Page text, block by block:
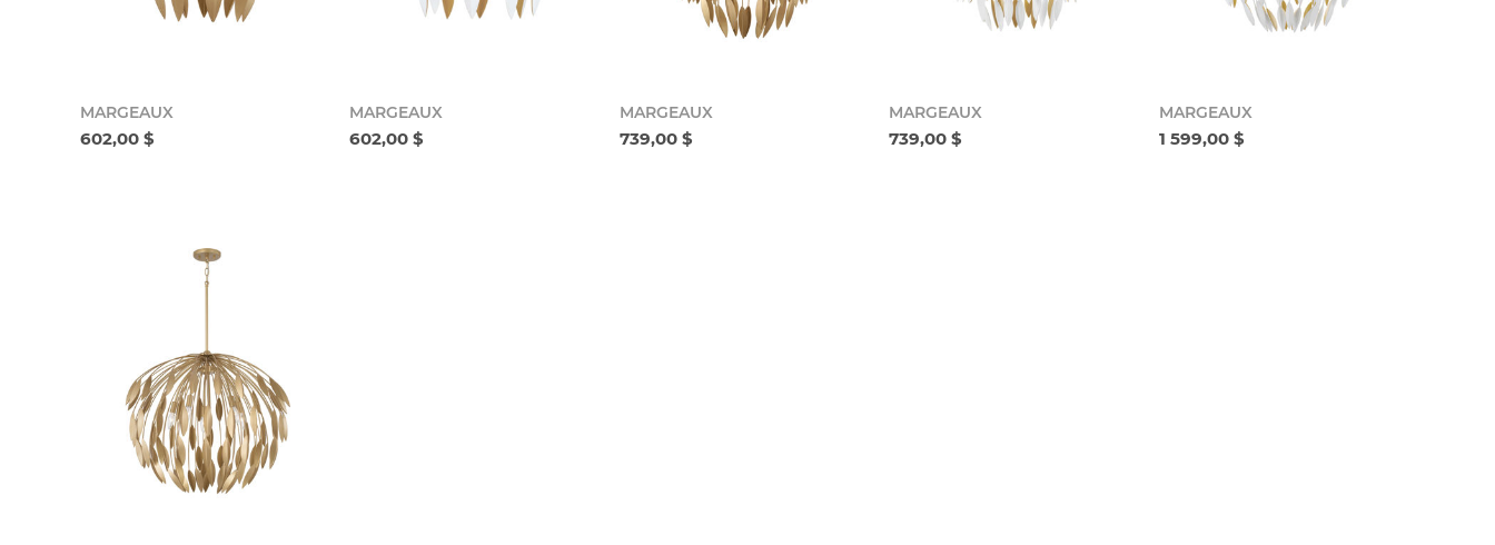
MARGEAUX
602,00 $
MARGEAUX
602,00 $
MARGEAUX
739,00 $
MARGEAUX
739,00 $
MARGEAUX
1 599,00 $